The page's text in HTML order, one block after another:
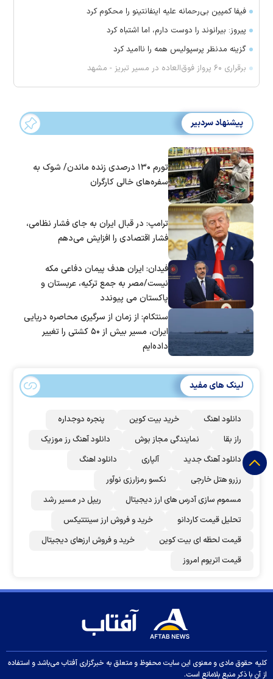
فیفا کمپین بی‌رحمانه علیه اینفانتینو را محکوم کرد
پیروز: بیرانوند را دوست دارم، اما اشتباه کرد
گزینه مدنظر پرسپولیس همه را ناامید کرد
برقراری ۶۰ پرواز فوق‌العاده در مسیر تبریز - مشهد
پیشنهاد سردبیر
تورم ۱۳۰ درصدی زنده ماندن/ شوک به
سفره‌های خالی کارگران
ترامپ: در قبال ایران به جای فشار نظامی،
فشار اقتصادی را افزایش می‌دهم
فیدان: ایران هدف پیمان دفاعی مکه
نیست/مصر به جمع ترکیه، عربستان و
پاکستان می پیوندد
سنتکام: از زمان از سرگیری محاصره دریایی
ایران، مسیر بیش از ۵۰ کشتی را تغییر
داده‌ایم
لینک های مفید
دانلود اهنگ خرید بیت کوین
پنجره دوجداره
راز بقا
نمایندگی مجاز بوش
دانلود آهنگ رز‌ موزیک
دانلود آهنگ جدید
آلپاری
دانلود اهنگ
رزرو هتل خارجی
نکسو رمزارزی نوآور
مسموم سازی آدرس های ارز دیجیتال
ریپل در مسیر رشد
تحلیل قیمت کاردانو
خرید و فروش ارز سینتتیکس
قیمت لحظه ای بیت کوین
خرید و فروش ارزهای دیجیتال
قیمت اتریوم امروز
کلیه حقوق مادی و معنوی این سایت محفوظ و متعلق به خبرگزاری آفتاب می‌باشد و استفاده
از آن با ذکر منبع بلامانع است.